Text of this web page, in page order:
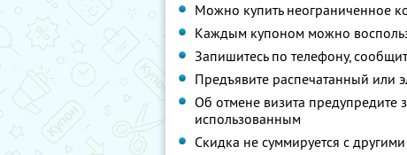
Можно купить неограниченное
Каждым купоном можно
Запишитесь по телефону,
Предъявите распечатанный или
Об отмене визита предупредите
использованным
Скидка не суммируется с